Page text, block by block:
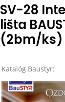
SV-28
lišta
(2bm/ks)
Katalóg Baustyr: